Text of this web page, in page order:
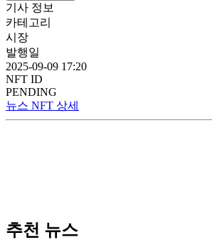
기사 정보
카테고리
시장
발행일
2025-09-09 17:20
NFT ID
PENDING
뉴스 NFT 상세
추천 뉴스